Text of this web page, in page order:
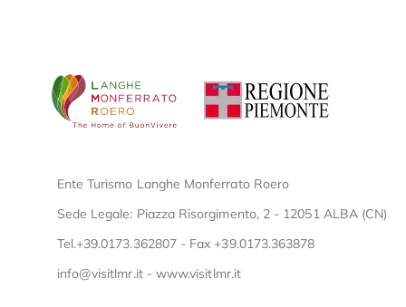
Ente Turismo Langhe Monferrato Roero
Sede Legale: Piazza Risorgimento, 2 - 12051 ALBA (CN)
Tel.+39.0173.362807 - Fax +39.0173.363878
info@visitlmr.it- www.visitlmr.it